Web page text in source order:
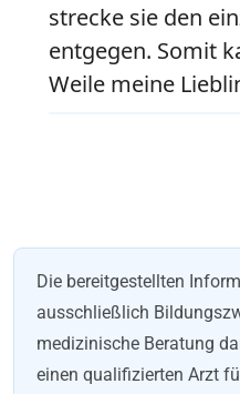
strecke sie den
entgegen. Somit
Weile meine
Die bereitgestellten
ausschließlich
medizinische Beratung
einen qualifizierten Arzt